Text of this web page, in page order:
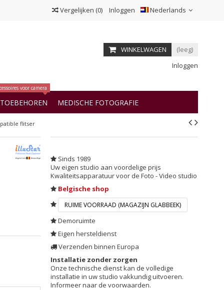
Nederlands
Inloggen
Vergelijken (0)
WINKELWAGEN
(leeg)
Inloggen
voor camera
MEDISCHE FOTOGRAFIE
flitser
Sinds 1989
Uw eigen studio aan voordelige prijs
Kwaliteitsapparatuur voor de Foto - Video studio
Belgische shop
RUIME VOORRAAD (MAGAZIJN GLABBEEK)
Demoruimte
Eigen hersteldienst
Verzenden binnen Europa
Installatie zonder zorgen
Onze technische dienst kan de volledige
installatie in uw studio vakkundig uitvoeren.
Informeer naar de voorwaarden.